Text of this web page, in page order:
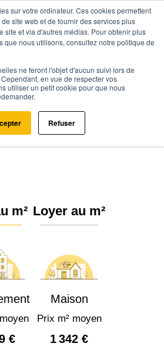
sur votre ordinateur. Ces cookies permettent
site web et de fournir des services plus
site et via d'autres médias. Pour obtenir plus
que nous utilisons, consultez notre politique de
ne feront l'objet d'aucun suivi lors de
en vue de respecter vos
utiliser un petit cookie pour que nous
Refuser
immobilier Normandie Orne
Haut (61240)
à Champ-
: Prix m² 2026
m²
€
Loyer au m²
Maison
Prix m² moyen
1 342 €